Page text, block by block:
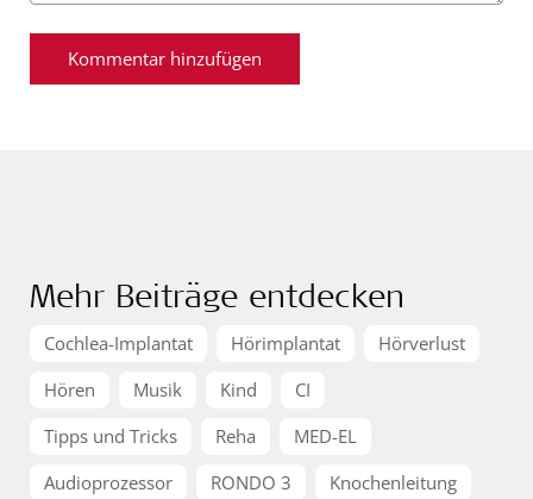
Mehr Beiträge entdecken
Cochlea-Implantat Hörimplantat
Hörverlust
Hören
Musik Kind
CI
Tipps und Tricks
Reha
MED-EL
Audioprozessor
RONDO 3
Knochenleitung